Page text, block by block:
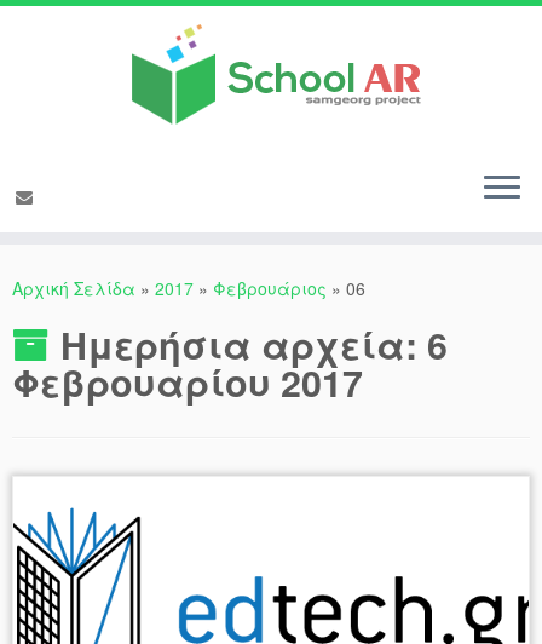
Αρχική Σελίδα » 2017 » Φεβρουάριος » 06
Ημερήσια αρχεία: 6
Φεβρουαρίου 2017